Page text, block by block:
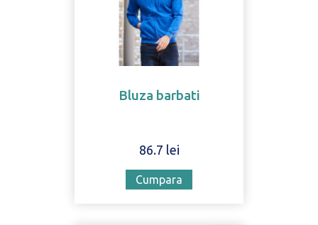
Bluza barbati
86.7 lei
Cumpara